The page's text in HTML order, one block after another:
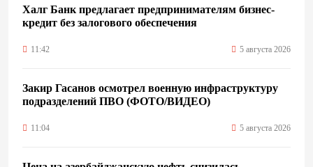
Халг Банк предлагает предпринимателям бизнес-
кредит без залогового обеспечения
11:42 5 августа 2026
Закир Гасанов осмотрел военную инфраструктуру
подразделений ПВО (ФОТО/ВИДЕО)
11:04 5 августа 2026